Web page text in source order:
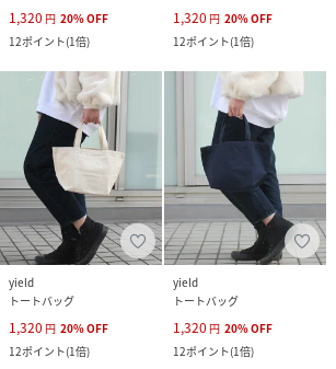
1,320 円 20%OFF
12ポイント(1倍)
1,320 円 20%OFF
12ポイント(1倍)
yield
トートバッグ
1,320 円 20%OFF
12ポイント(1倍)
yield
トートバッグ
1,320 円 20%OFF
12ポイント(1倍)